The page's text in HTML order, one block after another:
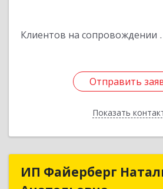
Клиентов на сопровождении
Отправить
Показать
Отправить
Назад
ИП Файерберг
ИП